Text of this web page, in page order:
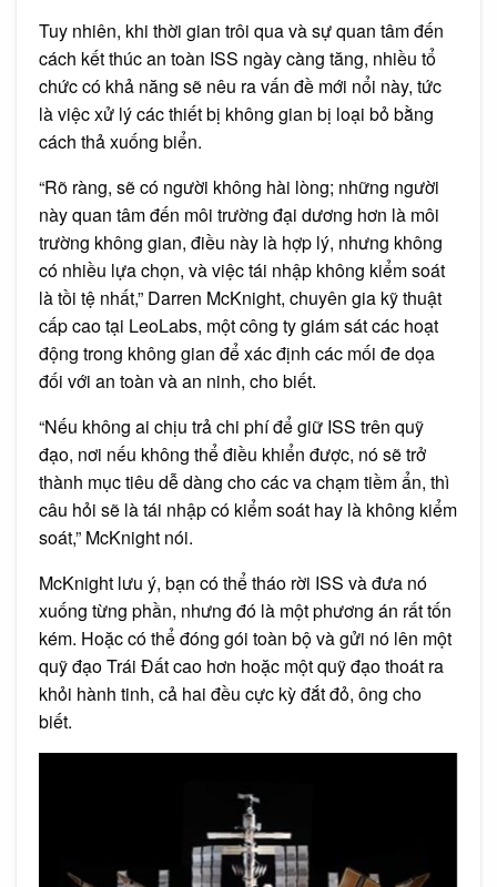
Tuy nhiên, khi thời gian trôi qua và sự quan tâm đến
cách kết thúc an toàn ISS ngày càng tăng, nhiều tổ
chức có khả năng sẽ nêu ra vấn đề mới nổi này, tức
là việc xử lý các thiết bị không gian bị loại bỏ bằng
cách thả xuống biển.
“Rõ ràng, sẽ có người không hài lòng; những người
này quan tâm đến môi trường đại dương hơn là môi
trường không gian, điều này là hợp lý, nhưng không
có nhiều lựa chọn, và việc tái nhập không kiểm soát
là tồi tệ nhất,” Darren McKnight, chuyên gia kỹ thuật
cấp cao tại LeoLabs, một công ty giám sát các hoạt
động trong không gian để xác định các mối đe dọa
đối với an toàn và an ninh, cho biết.
“Nếu không ai chịu trả chi phí để giữ ISS trên quỹ
đạo, nơi nếu không thể điều khiển được, nó sẽ trở
thành mục tiêu dễ dàng cho các va chạm tiềm ẩn, thì
câu hỏi sẽ là tái nhập có kiểm soát hay là không kiểm
soát,” McKnight nói.
McKnight lưu ý, bạn có thể tháo rời ISS và đưa nó
xuống từng phần, nhưng đó là một phương án rất tốn
kém. Hoặc có thể đóng gói toàn bộ và gửi nó lên một
quỹ đạo Trái Đất cao hơn hoặc một quỹ đạo thoát ra
khỏi hành tinh, cả hai đều cực kỳ đắt đỏ, ông cho
biết.